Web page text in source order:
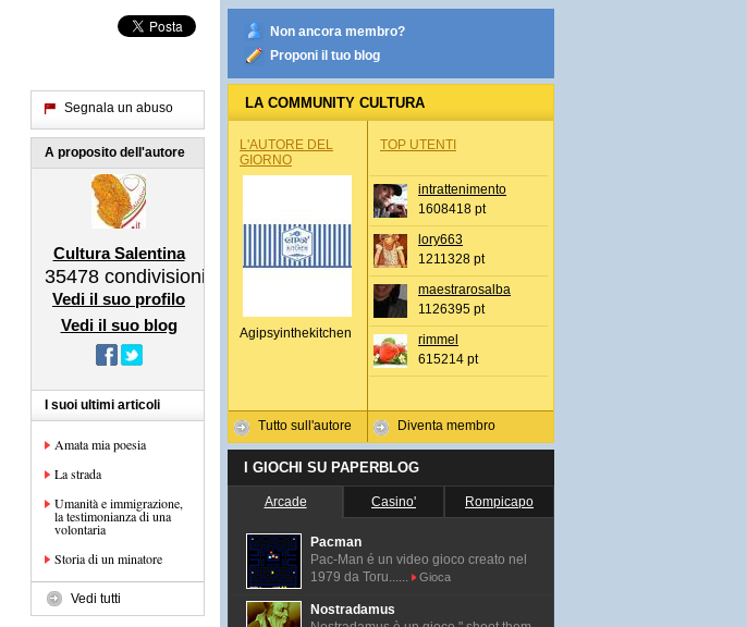
Segnala un abuso
A proposito dell'autore
Cultura Salentina
35478 condivisioni
Vedi il suo profilo
Vedi il suo blog
I suoi ultimi articoli
Amata mia poesia
La strada
Umanità e immigrazione,
la testimonianza di una
volontaria
Storia di un minatore
Vedi tutti
Non ancora membro?
Proponi il tuo blog
LA COMMUNITY CULTURA
L'AUTORE DEL
GIORNO
Agipsyinthekitchen
Tutto sull'autore
TOP UTENTI
intrattenimento
1608418 pt
lory663
1211328 pt
maestrarosalba
1126395 pt
rimmel
615214 pt
Diventa membro
I GIOCHI SU PAPERBLOG
Arcade Casino' Rompicapo
Pacman
Pac-Man é un video gioco creato nel
1979 da Toru......
Gioca
Nostradamus